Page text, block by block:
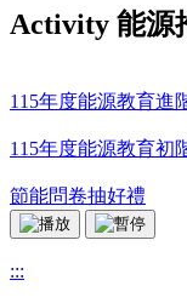
Activity 能源
115年度能源教育進
115年度能源教育初
節能問卷抽好禮
:::